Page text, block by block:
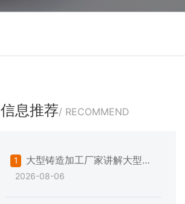
信息推荐/ RECOMMEND
1
大型铸造加工厂家讲解大型铸
钢件铸造与精加工的一些注意事项
2026-08-06